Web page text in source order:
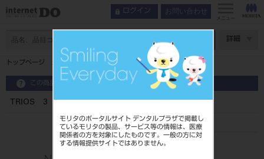
モリタのポータルサイト デンタルプラザで掲載し
ているモリタの製品、サービス等の情報は、医療
関係者の方を対象にしたものです。一般の方に対
する情報提供サイトではありません。
ログイン お問い合わせ
メニュー
詳細
トップページ TRIOS 3 オーラルスキャナ デザインスタジオ
この商品に関するお問い合わせ
TRIOS 3 オーラルスキャナ デザインスタジオ
品目コード